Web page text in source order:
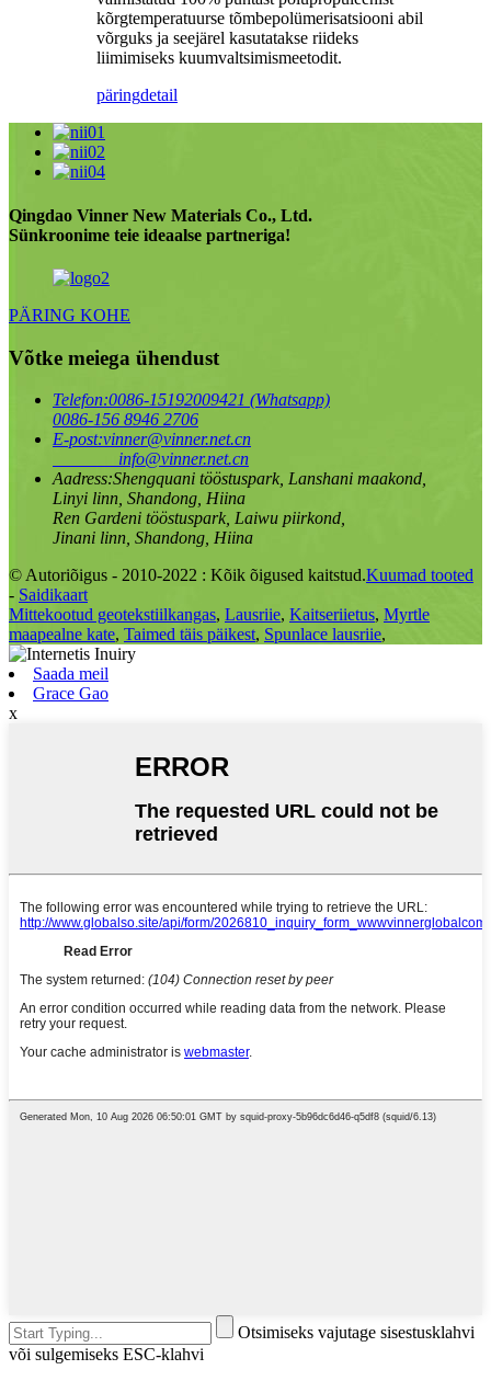
kõrgtemperatuurse tõmbepolümerisatsiooni abil
võrguks ja seejärel kasutatakse riideks
liimimiseks kuumvaltsimismeetodit.
päringdetail
Qingdao Vinner New Materials Co., Ltd.
Sünkroonime teie ideaalse partneriga!
PÄRING KOHE
Võtke meiega ühendust
Telefon:0086-15192009421 (Whatsapp)
0086-156 8946 2706
E-post:vinner@vinner.net.cn
info@vinner.net.cn
Aadress:Shengquani tööstuspark, Lanshani maakond,
Linyi linn, Shandong, Hiina
Ren Gardeni tööstuspark, Laiwu piirkond,
Jinani linn, Shandong, Hiina
© Autoriõigus - 2010-2022 : Kõik õigused kaitstud.Kuumad tooted
- Saidikaart
Mittekootud geotekstiilkangas, Lausriie, Kaitseriietus, Myrtle
maapealne kate, Taimed täis päikest, Spunlace lausriie,
Saada meil
Grace Gao
x
Otsimiseks vajutage sisestusklahvi
või sulgemiseks ESC-klahvi